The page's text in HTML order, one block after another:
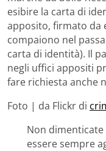
esibire la carta di
apposito, firmato da
compaiono nel
carta di identità). Il
negli uffici appositi
fare richiesta anche
Foto | da Flickr di
Non dimenticate
essere sempre